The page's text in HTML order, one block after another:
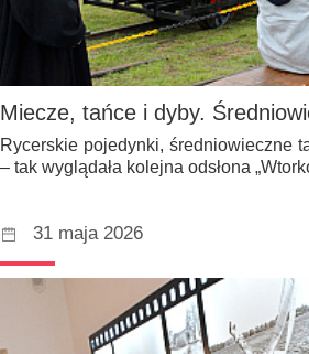
Miecze, tańce i dyby.
Rycerskie pojedynki, średniowieczne
– tak wyglądała kolejna odsłona
31 maja 2026